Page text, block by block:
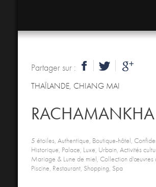
Partager sur :
THAÏLANDE, CHIANG MAI
RACHAMANKHA
5 étoiles, Authentique, Boutique-hôtel,
Historique, Palace, Luxe, Urbain, Activités
Mariage & Lune de miel, Collection d'œuvres
Piscine, Restaurant, Shopping, Spa